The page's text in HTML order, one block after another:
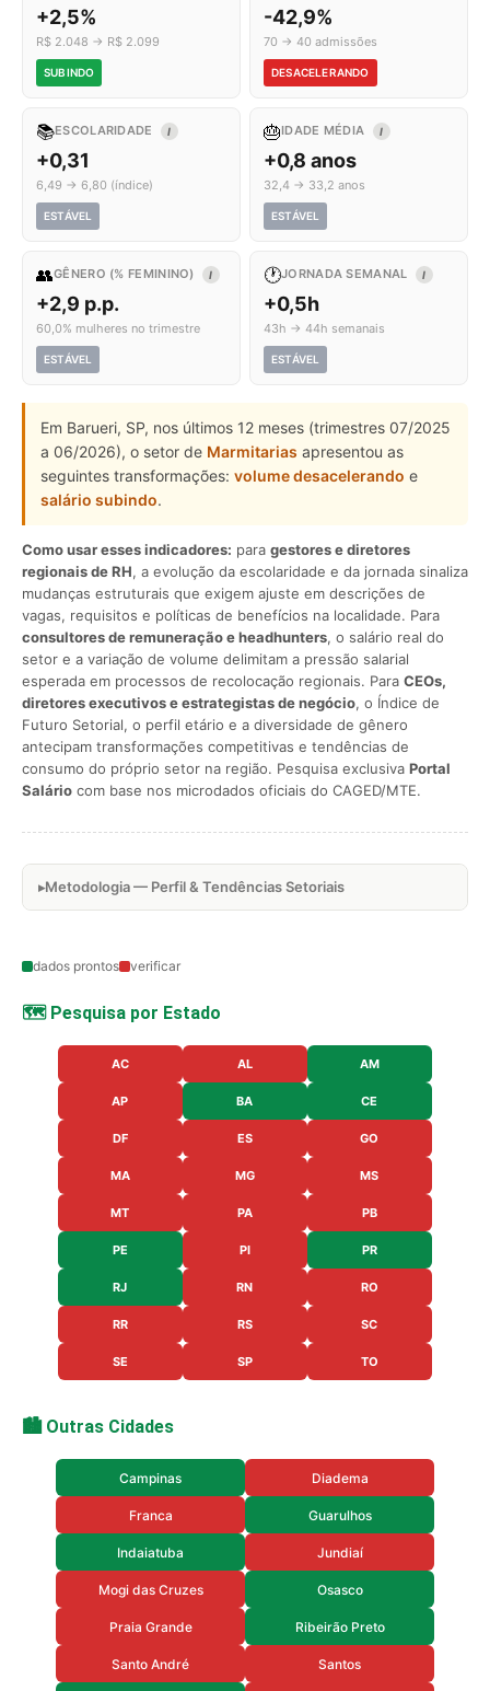
+2,5%
R$ 2.048 → R$ 2.099
SUBINDO
-42,9%
70 → 40 admissões
DESACELERANDO
📚ESCOLARIDADE I
+0,31
6,49 → 6,80 (índice)
ESTÁVEL
🎂IDADE MÉDIA I
+0,8 anos
32,4 → 33,2 anos
ESTÁVEL
👥GÊNERO (% FEMININO) I
+2,9 p.p.
60,0% mulheres no trimestre
ESTÁVEL
🕐JORNADA SEMANAL I
+0,5h
43h → 44h semanais
ESTÁVEL
Em Barueri, SP, nos últimos 12 meses (trimestres 07/2025
a 06/2026), o setor de Marmitarias apresentou as
seguintes transformações: volume desacelerando e
salário subindo.
Como usar esses indicadores: para gestores e diretores
regionais de RH, a evolução da escolaridade e da jornada sinaliza
mudanças estruturais que exigem ajuste em descrições de
vagas, requisitos e políticas de benefícios na localidade. Para
consultores de remuneração e headhunters, o salário real do
setor e a variação de volume delimitam a pressão salarial
esperada em processos de recolocação regionais. Para CEOs,
diretores executivos e estrategistas de negócio, o Índice de
Futuro Setorial, o perfil etário e a diversidade de gênero
antecipam transformações competitivas e tendências de
consumo do próprio setor na região. Pesquisa exclusiva Portal
Salário com base nos microdados oficiais do CAGED/MTE.
Metodologia — Perfil & Tendências Setoriais
dados prontos verificar
🗺️ Pesquisa por Estado
AC AL AM
AP BA CE
DF ES GO
MA MG MS
MT PA PB
PE PI PR
RJ RN RO
RR RS SC
SE SP TO
🏙️ Outras Cidades
Campinas Diadema
Franca Guarulhos
Indaiatuba Jundiaí
Mogi das Cruzes Osasco
Praia Grande Ribeirão Preto
Santo André Santos